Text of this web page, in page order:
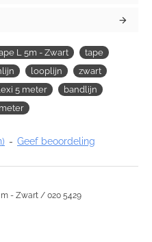
L 5m - Zwart
tape
looplijn
zwart
5 meter
bandlijn
- Geef beoordeling
m - Zwart / 020 5429